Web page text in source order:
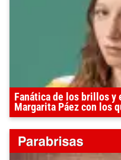
Fanática de los brillos
Margarita Páez con los